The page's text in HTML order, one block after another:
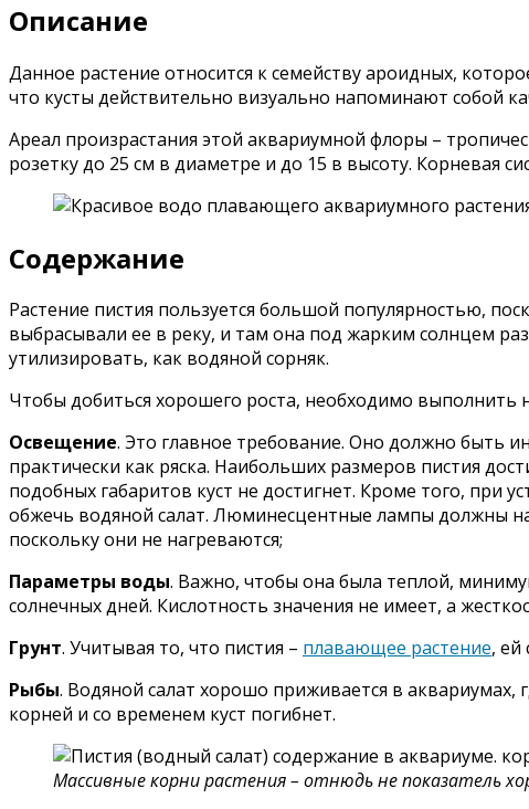
Описание
Данное растение относится к семейству ароидных,
что кусты действительно визуально напоминают собой
Ареал произрастания этой аквариумной флоры –
розетку до 25 см в диаметре и до 15 в высоту. Корневая
Содержание
Растение пистия пользуется большой популярностью,
выбрасывали ее в реку, и там она под жарким солнцем
утилизировать, как водяной сорняк.
Чтобы добиться хорошего роста, необходимо выполнить
Освещение. Это главное требование. Оно должно быть
практически как ряска. Наибольших размеров пистия
подобных габаритов куст не достигнет. Кроме того, при
обжечь водяной салат. Люминесцентные лампы должны
поскольку они не нагреваются;
Параметры воды. Важно, чтобы она была теплой,
солнечных дней. Кислотность значения не имеет, а
Грунт. Учитывая то, что пистия – плавающее растение, ей
Рыбы. Водяной салат хорошо приживается в аквариумах,
корней и со временем куст погибнет.
Массивные корни растения – отнюдь не показатель